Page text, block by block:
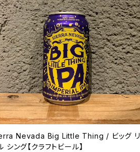
Nevada Big Little Thing / ビッグ リ
シング【クラフトビール】